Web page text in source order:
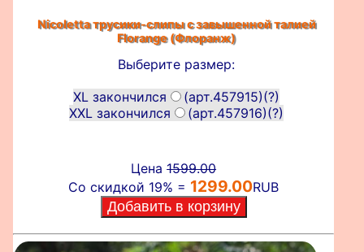
Nicoletta трусики-слипы с завышенной талией
Florange (Флоранж)
Выберите размер:
XL закончился
(арт.457915)(?)
XXL закончился
(арт.457916)(?)
Цена1599.00
Со скидкой 19% = 1299.00RUB